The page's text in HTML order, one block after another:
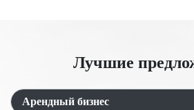
Лучшие